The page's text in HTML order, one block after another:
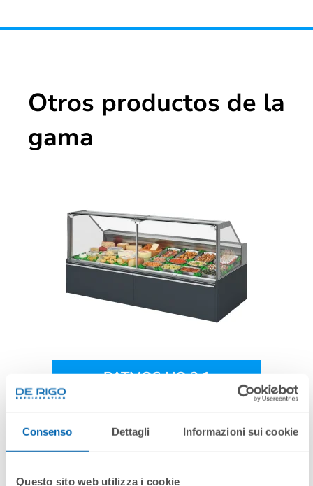
Consenso Dettagli Informazioni sui cookie
Questo sito web utilizza i cookie
Otros productos de la
gama
PATMOS HQ 2.1